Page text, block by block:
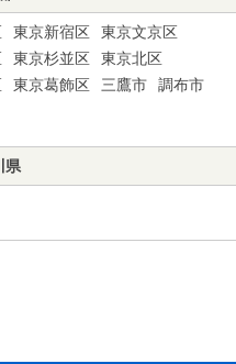
東京新宿区
東京文京区
東京杉並区
東京北区
東京葛飾区 三鷹市
調布市
県